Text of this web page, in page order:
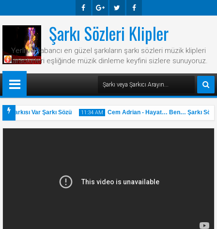
Ook E-
Plus
R Ook
Şarkı Sözleri Klipler
Yerli ve yabancı en güzel şarkıların şarkı sözleri müzik klipleri
karaokeleri eşliğinde müzik dinleme keyfini sizlere sunuyoruz.
Şarkısı Var Şarkı Sözü 11:34 AM
31 May
2025
Cem Adrian - Hayat… Ben… Şarkı Sözü